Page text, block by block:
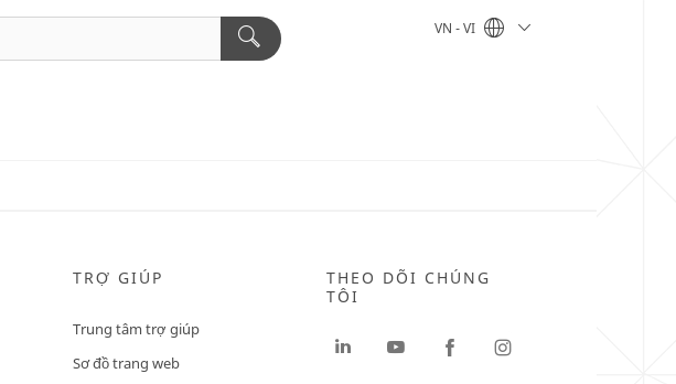
VN - VI
TRỢ GIÚP
Trung tâm trợ giúp
Sơ đồ trang web
THEO DÕI CHÚNG
TÔI